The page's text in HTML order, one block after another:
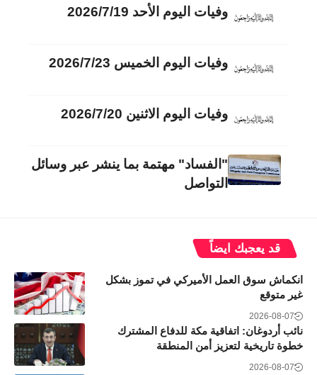
وفيات اليوم الأحد 2026/7/19
وفيات اليوم الخميس 2026/7/23
وفيات اليوم الاثنين 2026/7/20
"الفساد" مهتمة بما ينشر عبر وسائل
التواصل
قد يعجبك ايضاً
انكماش سوق العمل الأميركي في تموز بشكل
غير متوقع
2026-08-07
نائب أردوغان: اتفاقية مكة للدفاع المشترك
خطوة تاريخية لتعزيز أمن المنطقة
2026-08-07